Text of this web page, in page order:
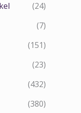
(24)
(7)
(151)
(23)
(432)
(380)